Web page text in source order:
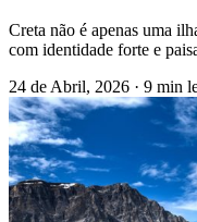
Creta não é apenas uma
com identidade forte e
24 de Abril, 2026 · 9 min